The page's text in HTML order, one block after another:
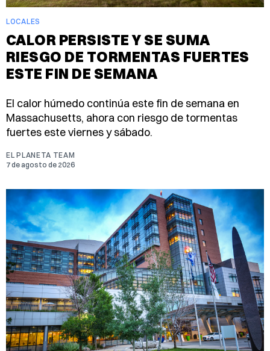
LOCALES
CALOR PERSISTE Y SE SUMA
RIESGO DE TORMENTAS FUERTES
ESTE FIN DE SEMANA
El calor húmedo continúa este fin de semana en
Massachusetts, ahora con riesgo de tormentas
fuertes este viernes y sábado.
EL PLANETA TEAM
7 de agosto de 2026